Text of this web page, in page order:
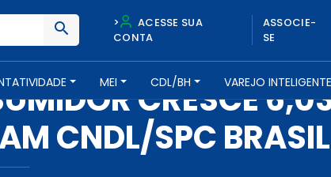
>
ACESSE SUA
CONTA
ASSOCIE-
SE
MEI CDL/BH VAREJO INTELIGENTE
DEZEMBRO DE 2018
CRESCE
CNDL/SPC BRASIL